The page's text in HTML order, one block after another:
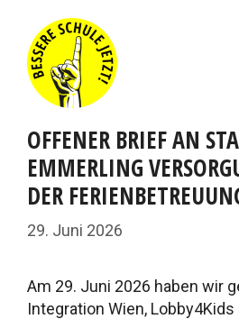
Inhalt
springen
OFFENER BRIEF AN
EMMERLING
DER
29. Juni 2026
Am 29. Juni 2026 haben wir
Integration Wien,